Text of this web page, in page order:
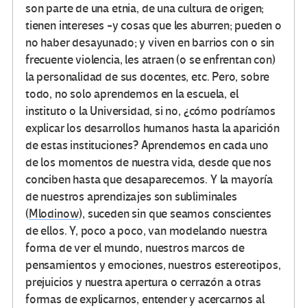
son parte de una etnia, de una cultura de origen;
tienen intereses -y cosas que les aburren; pueden o
no haber desayunado; y viven en barrios con o sin
frecuente violencia, les atraen (o se enfrentan con)
la personalidad de sus docentes, etc. Pero, sobre
todo, no solo aprendemos en la escuela, el
instituto o la Universidad, si no, ¿cómo podríamos
explicar los desarrollos humanos hasta la aparición
de estas instituciones? Aprendemos en cada uno
de los momentos de nuestra vida, desde que nos
conciben hasta que desaparecemos. Y la mayoría
de nuestros aprendizajes son subliminales
(Mlodinow), suceden sin que seamos conscientes
de ellos. Y, poco a poco, van modelando nuestra
forma de ver el mundo, nuestros marcos de
pensamientos y emociones, nuestros estereotipos,
prejuicios y nuestra apertura o cerrazón a otras
formas de explicarnos, entender y acercarnos al